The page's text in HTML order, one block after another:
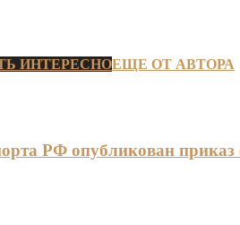
ИНТЕРЕСНОЕЩЕ ОТ АВТОРА
РФ опубликован